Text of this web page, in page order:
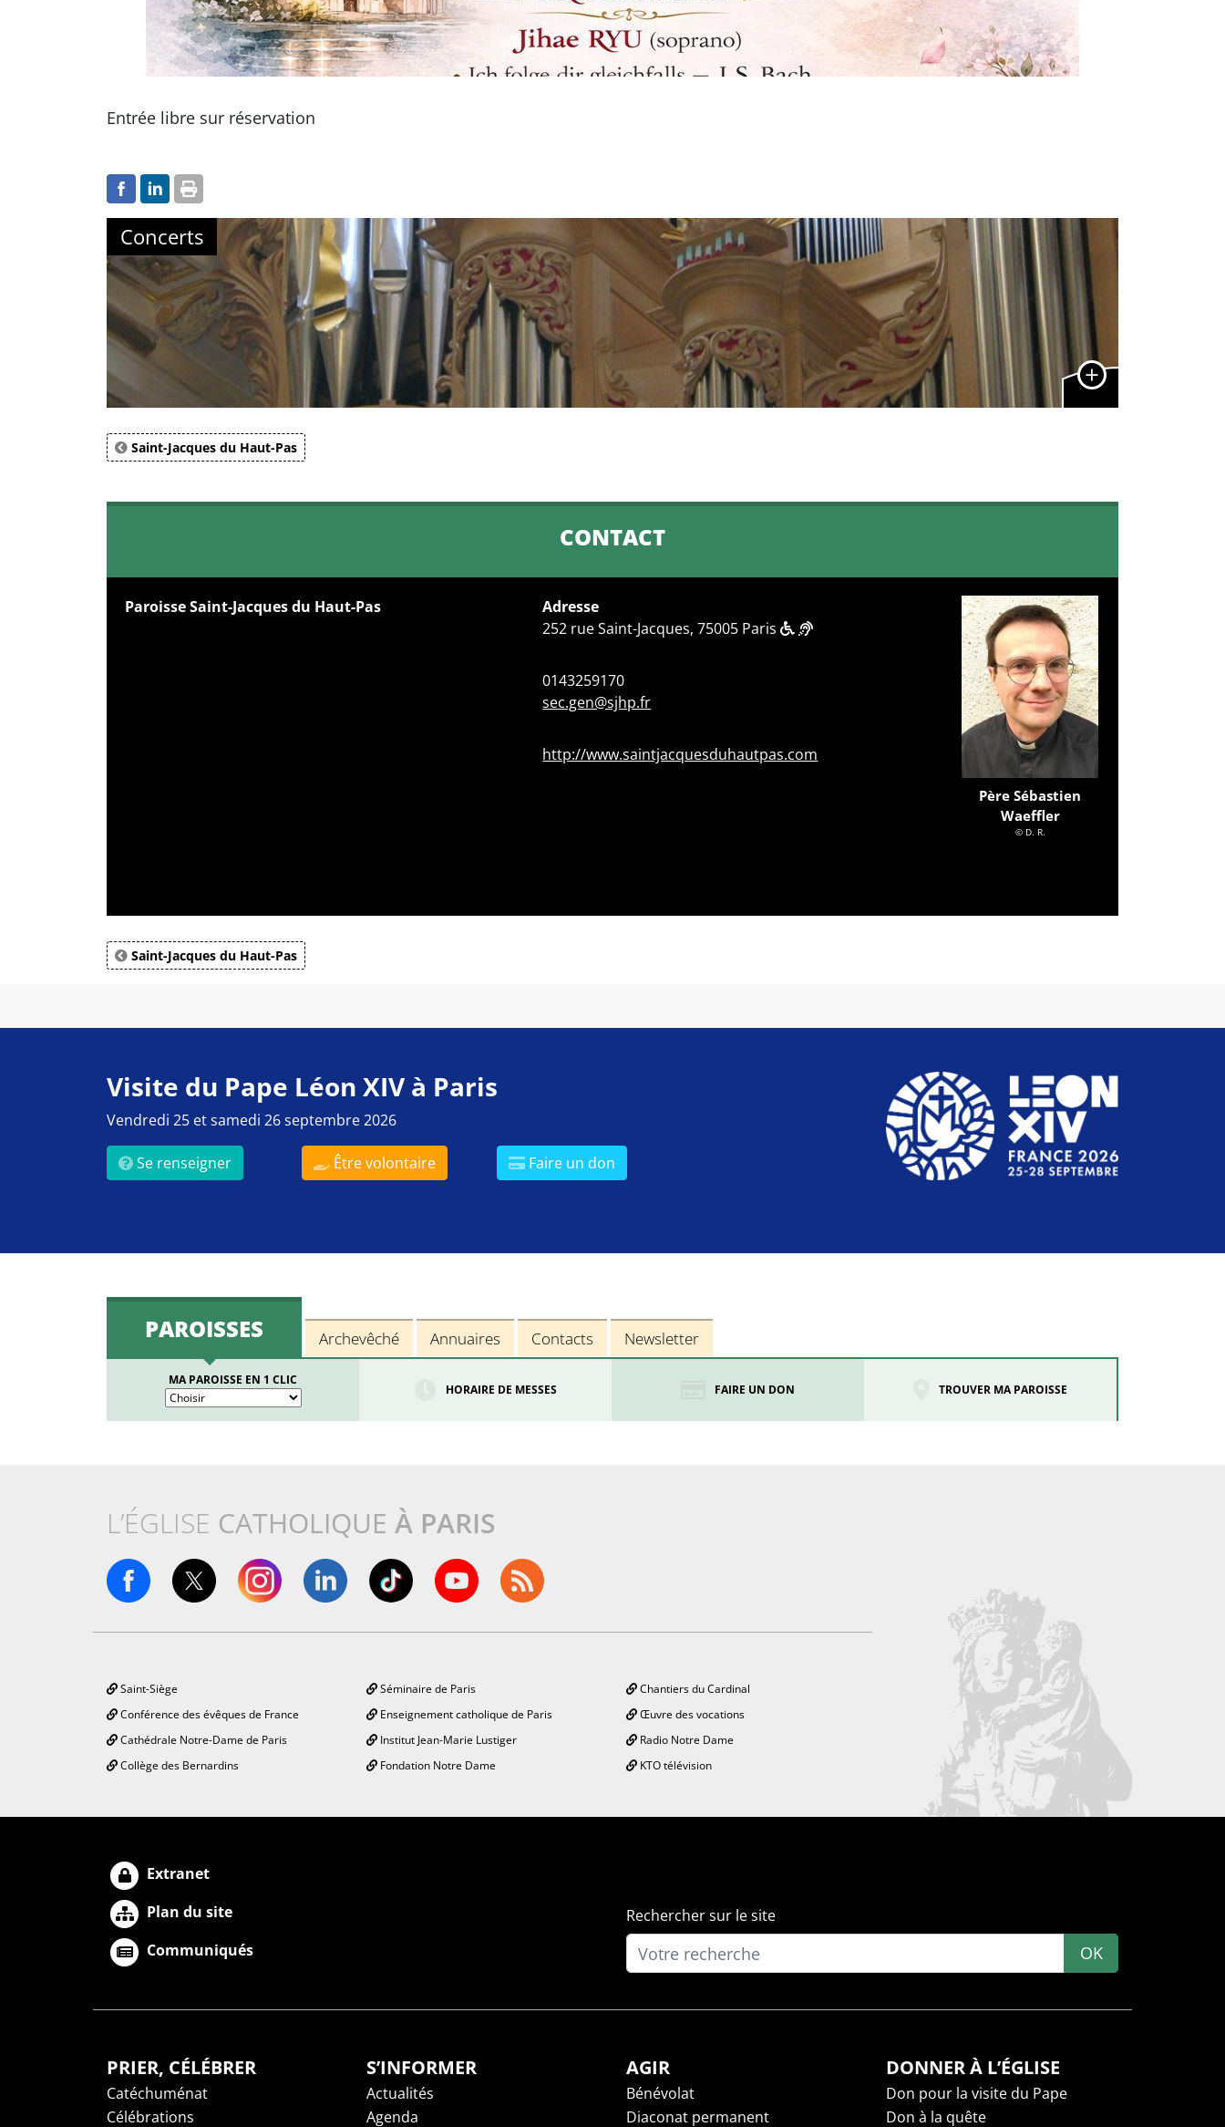
Entrée libre sur réservation
Concerts
Saint-Jacques du Haut-Pas
CONTACT
Paroisse Saint-Jacques du Haut-Pas
Adresse
252 rue Saint-Jacques, 75005 Paris
0143259170
sec.gen@sjhp.fr
http://www.saintjacquesduhautpas.com
Père Sébastien
Waeffler
© D. R.
Saint-Jacques du Haut-Pas
Visite du Pape Léon XIV à Paris
Vendredi 25 et samedi 26 septembre 2026
Se renseigner Être volontaire Faire un don
PAROISSES Archevêché Annuaires Contacts Newsletter
MA PAROISSE EN 1 CLIC
HORAIRE DE MESSES FAIRE UN DON TROUVER MA PAROISSE
L’ÉGLISE CATHOLIQUE À PARIS
Saint-Siège
Conférence des évêques de France
Cathédrale Notre-Dame de Paris
Collège des Bernardins
Séminaire de Paris
Enseignement catholique de Paris
Institut Jean-Marie Lustiger
Fondation Notre Dame
Chantiers du Cardinal
Œuvre des vocations
Radio Notre Dame
KTO télévision
Extranet
Plan du site
Communiqués
Rechercher sur le site
OK
PRIER, CÉLÉBRER
Catéchuménat
Célébrations
S’INFORMER
Actualités
Agenda
AGIR
Bénévolat
Diaconat permanent
DONNER À L’ÉGLISE
Don pour la visite du Pape
Don à la quête